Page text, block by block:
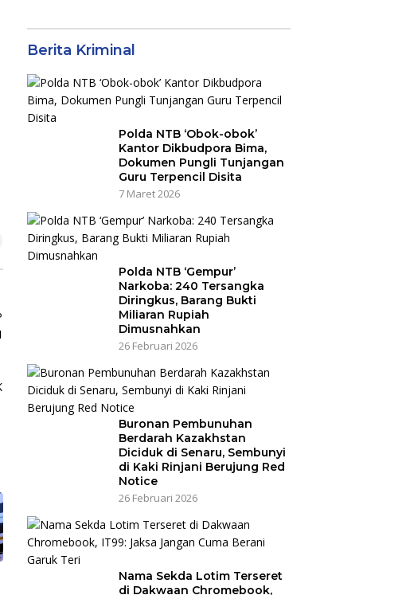
Berita Kriminal
Polda NTB ‘Obok-obok’
Kantor Dikbudpora Bima,
Dokumen Pungli Tunjangan
Guru Terpencil Disita
7 Maret 2026
Polda NTB ‘Gempur’
Narkoba: 240 Tersangka
Diringkus, Barang Bukti
Miliaran Rupiah
Dimusnahkan
26 Februari 2026
Buronan Pembunuhan
Berdarah Kazakhstan
Diciduk di Senaru, Sembunyi
di Kaki Rinjani Berujung Red
Notice
26 Februari 2026
Nama Sekda Lotim Terseret
di Dakwaan Chromebook,